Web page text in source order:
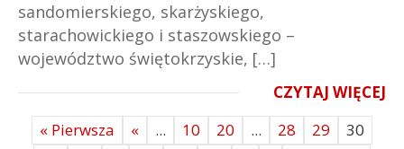
sandomierskiego, skarżyskiego,
starachowickiego i staszowskiego –
województwo świętokrzyskie, […]
CZYTAJ WIĘCEJ
« Pierwsza
« ... 10 20 ... 28 29
30